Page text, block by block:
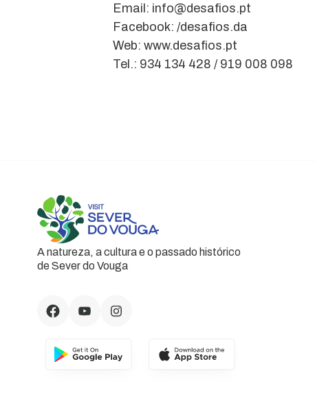
Email: info@desafios.pt
Facebook: /desafios.da
Web: www.desafios.pt
Tel.: 934 134 428 / 919 008 098
A natureza, a cultura e o passado histórico
de Sever do Vouga